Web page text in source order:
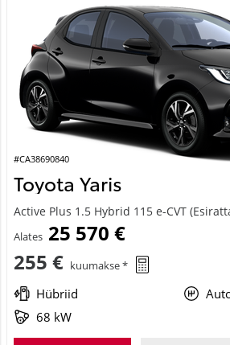
#CA38690840
Toyota Yaris
Active Plus 1.5 Hybrid 115 e-CVT
Alates 25 570 €
255 € kuumakse *
Hübriid
68 kW